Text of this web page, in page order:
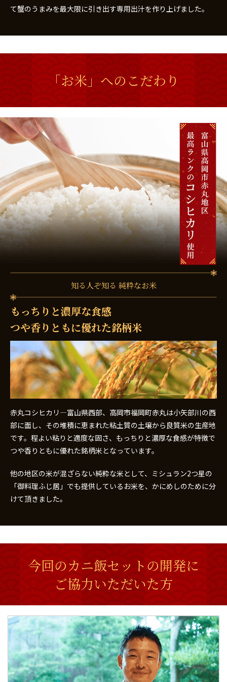
て蟹のうまみを最大限に引き出す専用出汁を作り上げました。
「お米」へのこだわり
知る人ぞ知る 純粋なお米
もっちりと濃厚な食感
つや香りともに優れた銘柄米
赤丸コシヒカリ―富山県西部、高岡市福岡町赤丸は小矢部川の西
部に面し、その堆積に恵まれた粘土質の土壌から良質米の生産地
です。程よい粘りと適度な固さ、もっちりと濃厚な食感が特徴で
つや香りともに優れた銘柄米となっています。
他の地区の米が混ざらない純粋な米として、ミシュラン2つ星の
「御料理ふじ居」でも提供しているお米を、かにめしのために分
けて頂きました。
今回のカニ飯セットの開発に
ご協力いただいた方